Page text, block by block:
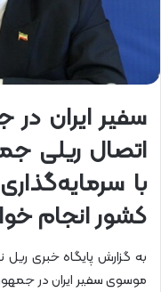
سفیر ایران
اتصال ریلی
کشور انجام
به گزارش پایگاه خبری ریل
موسوی سفیر ایران در